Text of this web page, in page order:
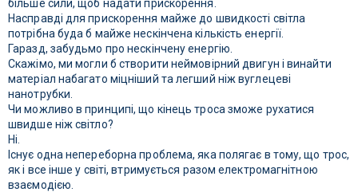
більше сили, щоб надати прискорення.
Насправді для прискорення майже до швидкості світла
потрібна буда б майже нескінчена кількість енергії.
Гаразд, забудьмо про нескінчену енергію.
Скажімо, ми могли б створити неймовірний двигун і винайти
матеріал набагато міцніший та легший ніж вуглецеві
нанотрубки.
Чи можливо в принципі, що кінець троса зможе рухатися
швидше ніж світло?
Ні.
Існує одна непереборна проблема, яка полягає в тому, що трос,
як і все інше у світі, втримується разом електромагнітною
взаємодією.